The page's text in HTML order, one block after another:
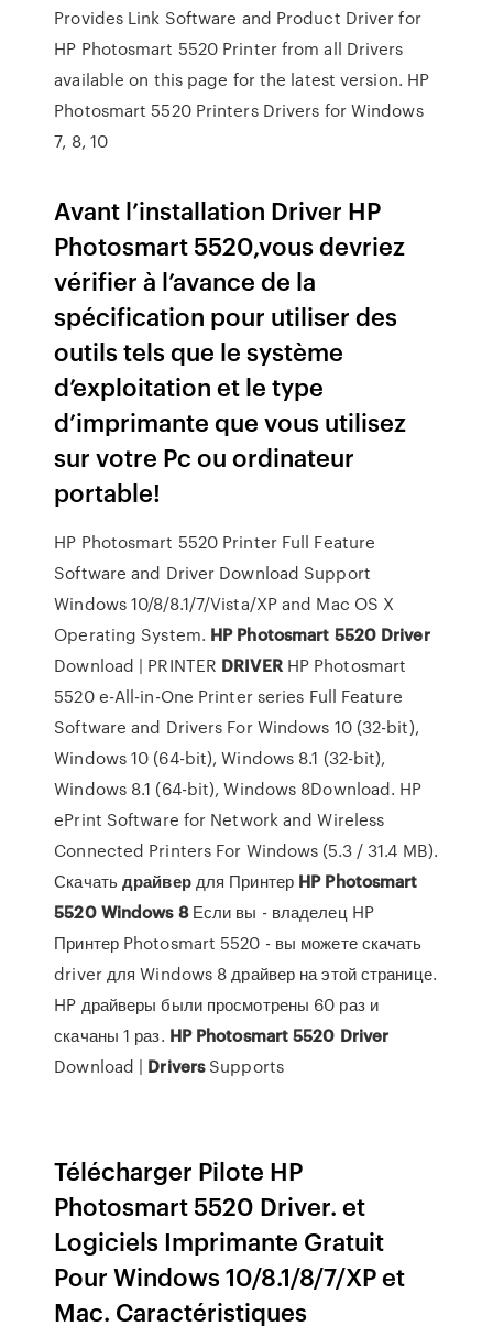
Provides Link Software and Product Driver for
HP Photosmart 5520 Printer from all Drivers
available on this page for the latest version. HP
Photosmart 5520 Printers Drivers for Windows
7, 8, 10
Avant l’installation Driver HP
Photosmart 5520,vous devriez
vérifier à l’avance de la
spécification pour utiliser des
outils tels que le système
d’exploitation et le type
d’imprimante que vous utilisez
sur votre Pc ou ordinateur
portable!
HP Photosmart 5520 Printer Full Feature
Software and Driver Download Support
Windows 10/8/8.1/7/Vista/XP and Mac OS X
Operating System. HP Photosmart 5520 Driver
Download | PRINTER DRIVERHP Photosmart
5520 e-All-in-One Printer series Full Feature
Software and Drivers For Windows 10 (32-bit),
Windows 10 (64-bit), Windows 8.1 (32-bit),
Windows 8.1 (64-bit), Windows 8Download. HP
ePrint Software for Network and Wireless
Connected Printers For Windows (5.3 / 31.4 MB).
Скачатьдрайвердля Принтер HP Photosmart
5520 Windows 8Если вы - владелец HP
Принтер Photosmart 5520 - вы можете скачать
driver для Windows 8 драйвер на этой странице.
HP драйверы были просмотрены 60 раз и
скачаны 1 раз. HP Photosmart5520 Driver
Download | DriversSupports
Télécharger Pilote HP
Photosmart 5520 Driver. et
Logiciels Imprimante Gratuit
Pour Windows 10/8.1/8/7/XP et
Mac. Caractéristiques